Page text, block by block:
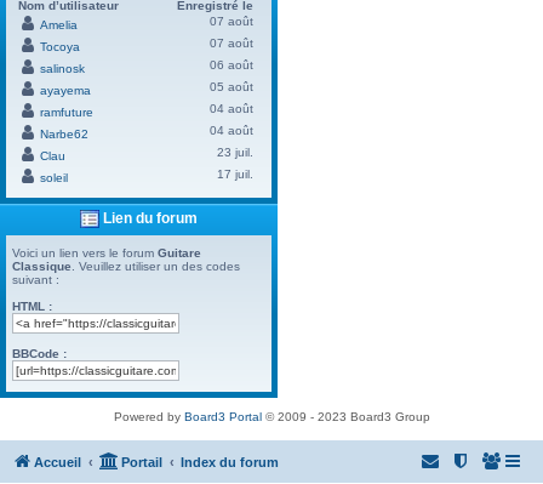
Nom d’utilisateur
Enregistré le
Amelia
07 août
Tocoya
07 août
salinosk
06 août
ayayema
05 août
ramfuture
04 août
Narbe62
04 août
Clau
23 juil.
soleil
17 juil.
Lien du forum
Voici un lien vers le forum Guitare
Classique . Veuillez utiliser un des codes
suivant :
HTML :
BBCode :
Powered by Board3 Portal© 2009 - 2023 Board3 Group
Accueil Portail Index du forum